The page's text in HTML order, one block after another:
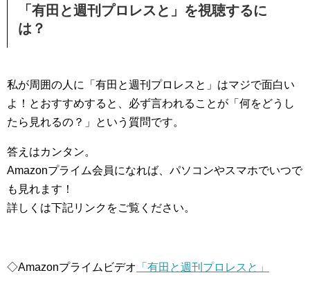
「有田と週刊プロレスと」を視聴するに
は？
私が周囲の人に「有田と週刊プロレスと」はマジで面白い
よ！とおすすめすると、必ず言われることが「何をどうし
たら見れるの？」という質問です。
答えはカンタン。
Amazonプライム会員になれば、パソコンやスマホでいつで
も見れます！
詳しくは下記リンクをご覧ください。
◇Amazonプライムビデオ 「有田と週刊プロレスと」